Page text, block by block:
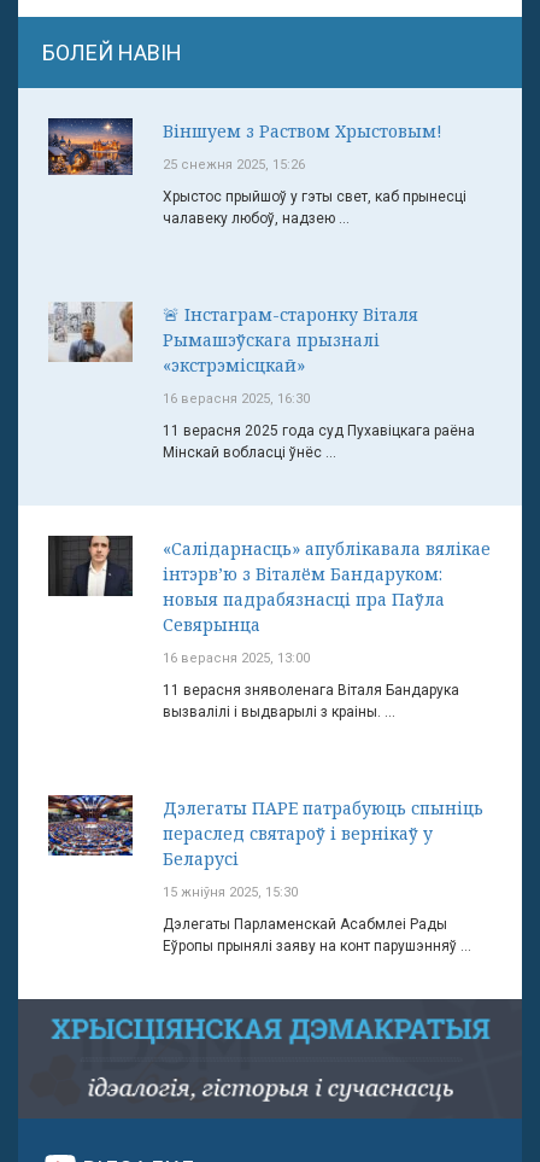
БОЛЕЙ НАВІН
Віншуем з Раством Хрыстовым!
25 снежня 2025, 15:26
Хрыстос прыйшоў у гэты свет, каб прынесці
чалавеку любоў, надзею ...
🚨 Інстаграм-старонку Віталя
Рымашэўскага прызналі
«экстрэмісцкай»
16 верасня 2025, 16:30
11 верасня 2025 года суд Пухавіцкага раёна
Мінскай вобласці ўнёс ...
«Салідарнасць» апублікавала вялікае
інтэрв’ю з Віталём Бандаруком:
новыя падрабязнасці пра Паўла
Севярынца
16 верасня 2025, 13:00
11 верасня зняволенага Віталя Бандарука
вызвалілі і выдварылі з краіны. ...
Дэлегаты ПАРЕ патрабуюць спыніць
пераслед святароў і вернікаў у
Беларусі
15 жніўня 2025, 15:30
Дэлегаты Парламенскай Асабмлеі Рады
Еўропы прынялі заяву на конт парушэнняў ...